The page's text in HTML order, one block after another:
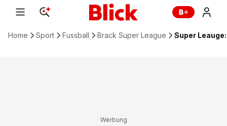
Home Sport Fussball Brack Super League Super